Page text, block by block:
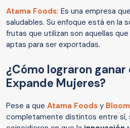
Atama Foods: Es una empresa
saludables. Su enfoque está en la
frutas que utilizan son aquellas
aptas para ser exportadas.
¿Cómo lograron
Expande Mujeres?
Pese a que Atama Foods y
completamente distintos entre sí,